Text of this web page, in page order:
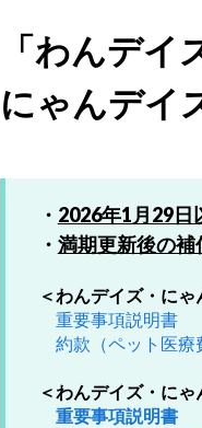
「わんデ
にゃんデイ
・ 2026年1月29日
・ 満期更新後の
＜わんデイズ・に
重要事項説明書
約款（ペット医療
＜わんデイズ・に
重要事項説明書